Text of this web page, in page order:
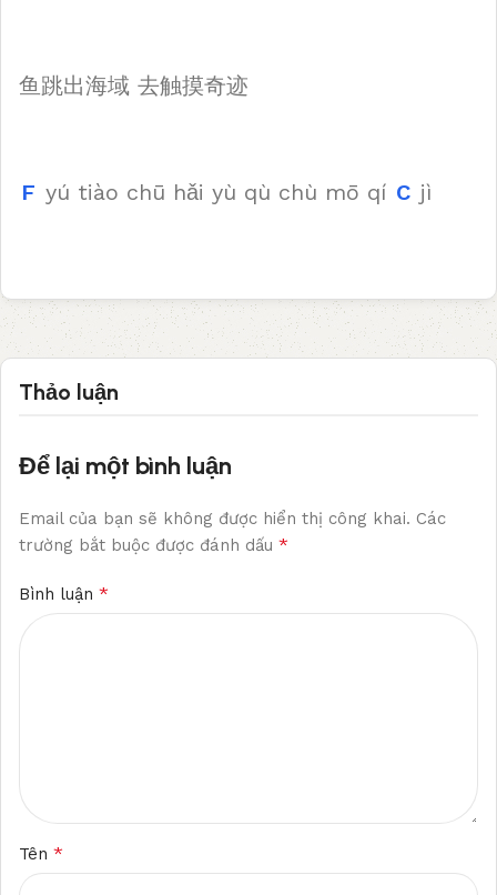
鱼跳出海域 去触摸奇迹
F yú tiào chū hǎi yù qù chù mō qí C jì
Thảo luận
Để lại một bình luận
Email của bạn sẽ không được hiển thị công khai. Các
trường bắt buộc được đánh dấu *
Bình luận *
Tên *